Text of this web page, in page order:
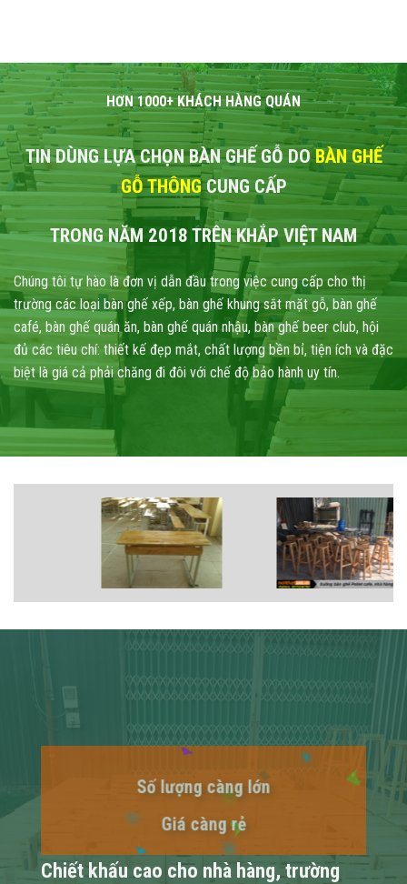
HƠN 1000+ KHÁCH HÀNG QUÁN
TIN DÙNG LỰA CHỌN BÀN GHẾ GỖ DOBÀN GHẾ
GỖ THÔNGCUNG CẤP
TRONG NĂM 2018 TRÊN KHẮP VIỆT NAM
Chúng tôi tự hào là đơn vị dẫn đầu trong việc cung cấp cho thị
trường các loại bàn ghế xếp, bàn ghế khung sắt mặt gỗ, bàn ghế
café, bàn ghế quán ăn, bàn ghế quán nhậu, bàn ghế beer club, hội
đủ các tiêu chí: thiết kế đẹp mắt, chất lượng bền bỉ, tiện ích và đặc
biệt là giá cả phải chăng đi đôi với chế độ bảo hành uy tín.
Số lượng càng lớn
Giá càng rẻ
Chiết khấu cao cho nhà hàng, trường